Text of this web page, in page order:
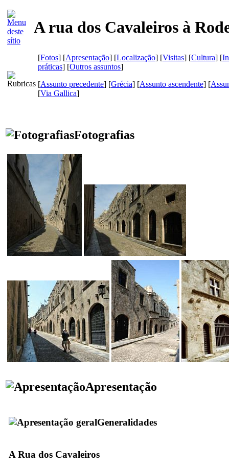
A rua dos Cavaleiros à
[Fotos] [Apresentação] [Localização] [Visitas] [Cultura] [
práticas] [Outros assuntos]
[Assunto precedente] [Grécia] [Assunto ascendente] [
[Via Gallica]
Fotografias
Apresentação
Generalidades
A Rua dos Cavaleiros